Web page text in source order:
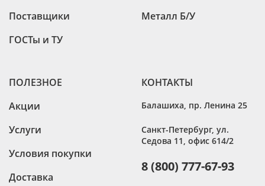
Поставщики
ГОСТы и ТУ
Металл Б/У
ПОЛЕЗНОЕ
Акции
Услуги
Условия покупки
Доставка
КОНТАКТЫ
Балашиха, пр. Ленина 25
Санкт-Петербург, ул.
Седова 11, офис 614/2
8 (800) 777-67-93